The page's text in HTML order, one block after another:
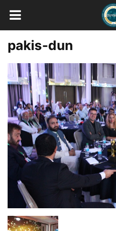
pakis-dun